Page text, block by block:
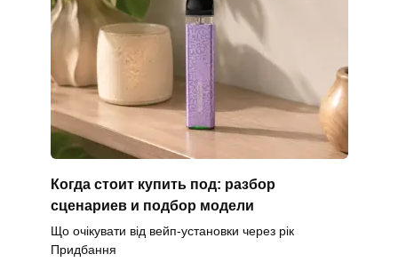
Когда стоит купить под: разбор
сценариев и подбор модели
Що очікувати від вейп-установки через рік
Придбання